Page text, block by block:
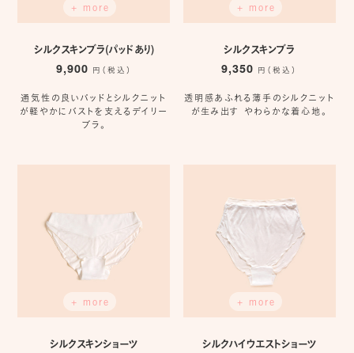
+ more
シルクスキンブラ(パッドあり)
9,900 円（税込）
通気性の良いパッドとシルクニット
が軽やかにバストを支えるデイリー
ブラ。
+ more
シルクスキンブラ
9,350 円（税込）
透明感あふれる薄手のシルクニット
が生み出す やわらかな着心地。
+ more
シルクスキンショーツ
+ more
シルクハイウエストショーツ